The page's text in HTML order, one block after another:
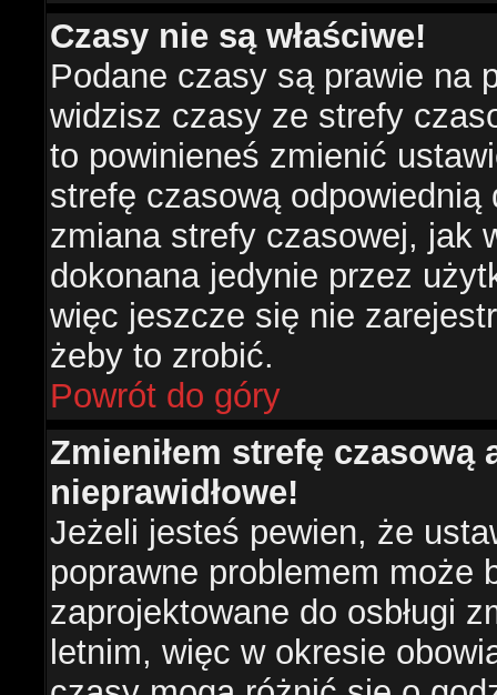
Czasy nie są właściwe!
Podane czasy są prawie na
widzisz czasy ze strefy
to powinieneś zmienić
strefę czasową
zmiana strefy czasowej, jak
dokonana jedynie przez
więc jeszcze się nie
żeby to zrobić.
Powrót do góry
Zmieniłem strefę czasową
nieprawidłowe!
Jeżeli jesteś pewien, że
poprawne problemem może
zaprojektowane do osbługi
letnim, więc w okresie